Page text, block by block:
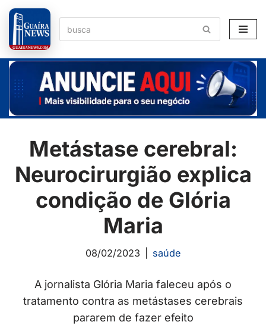
Pular
para
o
conteúdo
Metástase cerebral:
Neurocirurgião explica
condição de Glória
Maria
08/02/2023 saúde
A jornalista Glória Maria faleceu após o
tratamento contra as metástases cerebrais
pararem de fazer efeito